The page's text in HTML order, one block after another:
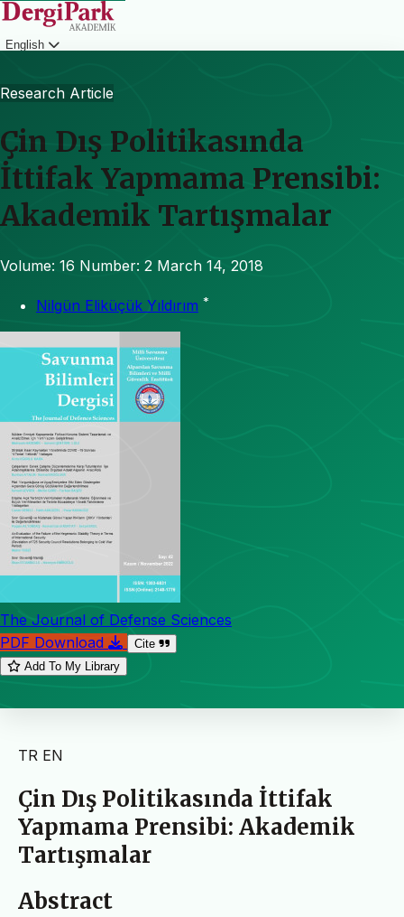
English
Research Article
Çin Dış Politikasında
İttifak Yapmama Prensibi:
Akademik Tartışmalar
Volume: 16 Number: 2 March 14, 2018
Nilgün Eliküçük Yıldırım *
The Journal of Defense Sciences
PDF Download
Cite
Add To My Library
TR EN
Çin Dış Politikasında İttifak
Yapmama Prensibi: Akademik
Tartışmalar
Abstract